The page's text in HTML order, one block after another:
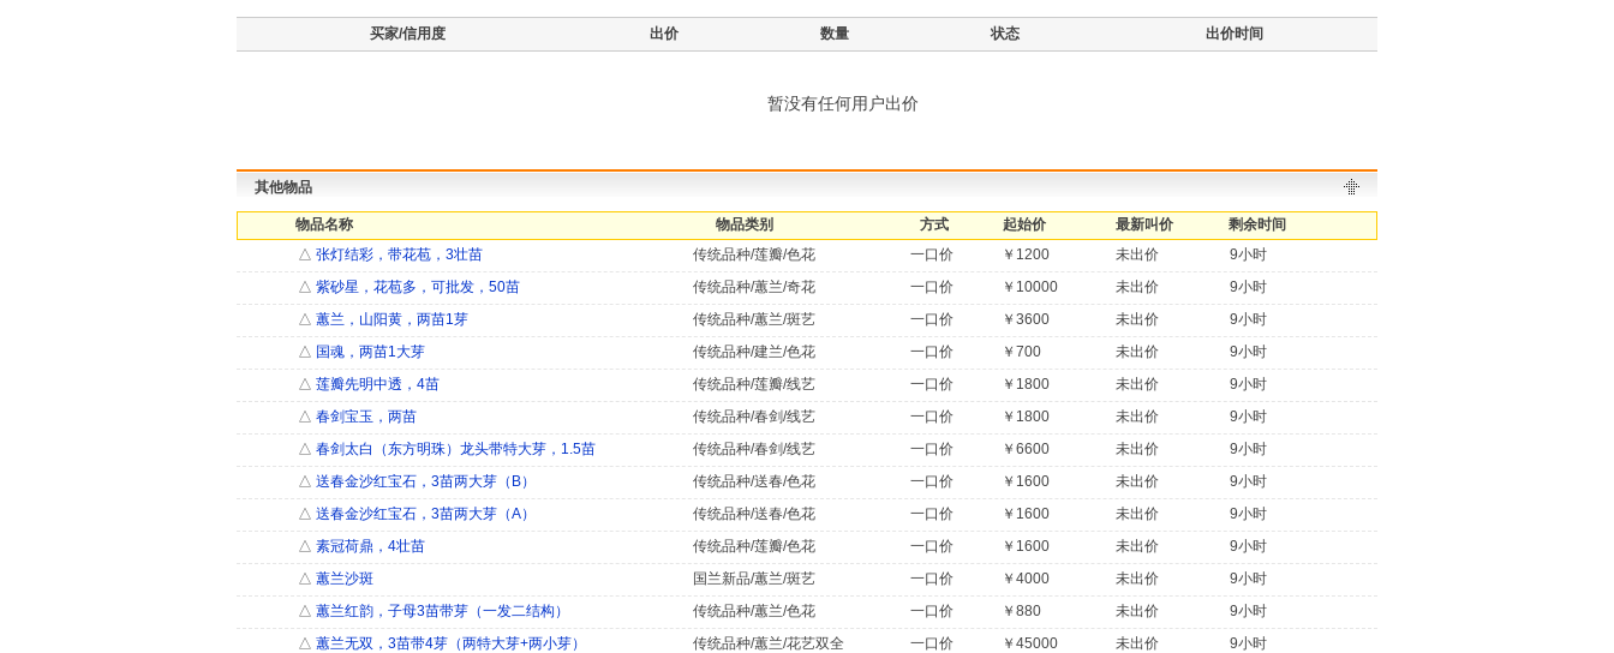
买家/信用度 出价 数量 状态 出价时间
暂没有任何用户出价
其他物品
物品名称 物品类别 方式 起始价 最新叫价
剩余时间
△ 张灯结彩，带花苞，3壮苗 传统品种/莲瓣/色花 一口价 ￥1200 未出价
9小时
△ 紫砂星，花苞多，可批发，50苗 传统品种/蕙兰/奇花 一口价 ￥10000 未出价
9小时
△ 蕙兰，山阳黄，两苗1芽 传统品种/蕙兰/斑艺 一口价 ￥3600 未出价
9小时
△ 国魂，两苗1大芽 传统品种/建兰/色花 一口价 ￥700 未出价
9小时
△ 莲瓣先明中透，4苗 传统品种/莲瓣/线艺 一口价 ￥1800 未出价
9小时
△ 春剑宝玉，两苗 传统品种/春剑/线艺 一口价 ￥1800 未出价
9小时
△ 春剑太白（东方明珠）龙头带特大芽，1.5苗 传统品种/春剑/线艺 一口价 ￥6600 未出价
9小时
△ 送春金沙红宝石，3苗两大芽（B） 传统品种/送春/色花 一口价 ￥1600 未出价
9小时
△ 送春金沙红宝石，3苗两大芽（A） 传统品种/送春/色花 一口价 ￥1600 未出价
9小时
△ 素冠荷鼎，4壮苗 传统品种/莲瓣/色花 一口价 ￥1600 未出价
9小时
△ 蕙兰沙斑 国兰新品/蕙兰/斑艺 一口价 ￥4000 未出价
9小时
△ 蕙兰红韵，子母3苗带芽（一发二结构） 传统品种/蕙兰/色花 一口价 ￥880 未出价
9小时
△ 蕙兰无双，3苗带4芽（两特大芽+两小芽） 传统品种/蕙兰/花艺双全 一口价 ￥45000 未出价
9小时